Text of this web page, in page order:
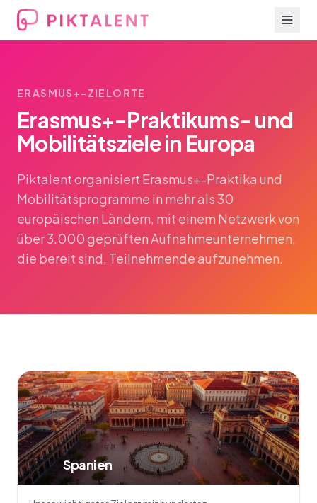
ERASMUS+-ZIELORTE
Erasmus+-Praktikums- und
Mobilitätsziele in Europa
Piktalent organisiert Erasmus+-Praktika und
Mobilitätsprogramme in mehr als 30
europäischen Ländern, mit einem Netzwerk von
über 3.000 geprüften Aufnahmeunternehmen,
die bereit sind, Teilnehmende aufzunehmen.
🇪🇸Spanien